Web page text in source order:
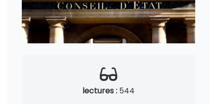
lectures : 544